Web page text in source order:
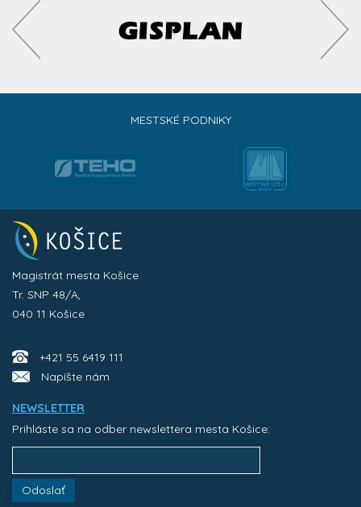
MESTSKÉ PODNIKY
Magistrát mesta Košice
Tr. SNP 48/A,
040 11 Košice
+421 55 6419 111
Napíšte nám
NEWSLETTER
Prihláste sa na odber newslettera mesta Košice:
Odoslať